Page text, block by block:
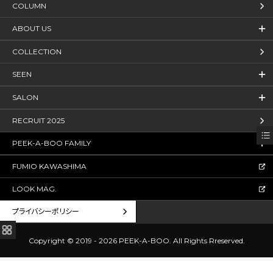
COLUMN
ABOUT US
COLLECTION
SEEN
SALON
RECRUIT 2025
PEEK-A-BOO FAMILY
FUMIO KAWASHIMA
LOOK MAG.
プライバシーポリシー
Copyright © 2019 - 2026 PEEK-A-BOO. All Rights Rreserved.